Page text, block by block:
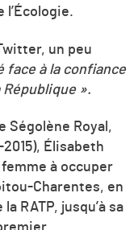
un peu
face à la confiance
».
Ségolène Royal,
Élisabeth
à occuper
Charentes, en
RATP, jusqu’à sa